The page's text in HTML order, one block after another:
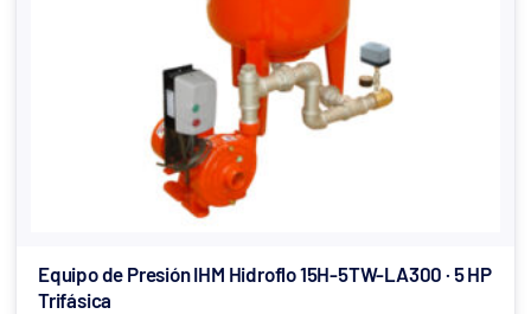
Equipo de Presión IHM Hidroflo 15H-5TW-LA300 · 5 HP
Trifásica